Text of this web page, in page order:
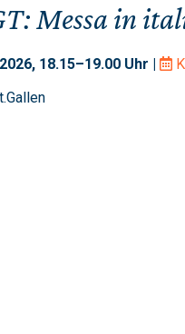
Messa in
18.15–19.00 Uhr |